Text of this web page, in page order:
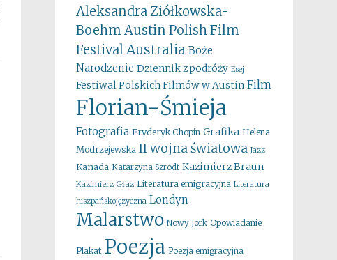
Aleksandra Ziółkowska-
Boehm Austin Polish Film
FestivalAustralia Boże
Narodzenie Dziennik z podróży Esej
Festiwal Polskich Filmów w Austin Film
Florian-Śmieja
Fotografia Fryderyk Chopin Grafika Helena
Modrzejewska II wojna światowa Jazz
Kanada Katarzyna Szrodt Kazimierz Braun
Kazimierz Głaz Literatura emigracyjna Literatura
hiszpańskojęzyczna Londyn
Malarstwo Nowy Jork Opowiadanie
Plakat Poezja Poezja emigracyjna